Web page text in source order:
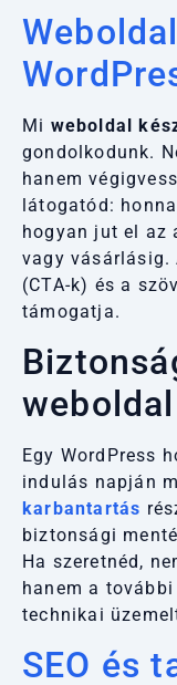
Mi weboldal
gondolkodunk.
hanem
látogatód:
hogyan jut el az
vagy vásárlásig.
(CTA-k) és a
támogatja.
Egy WordPress
indulás napján
karbantartás
biztonsági
Ha szeretnéd,
hanem a
technikai
SEO és